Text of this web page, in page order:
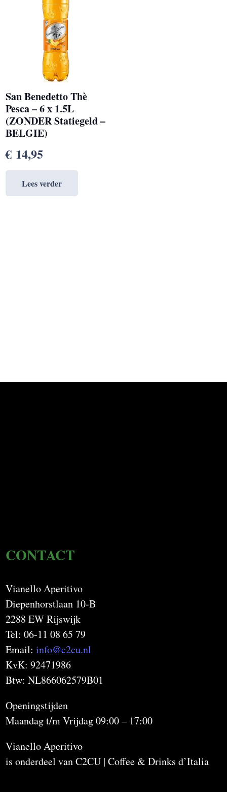
San Benedetto Thè
Pesca – 6 x 1.5L
(ZONDER Statiegeld –
BELGIE)
€ 14,95
Lees verder
CONTACT
Vianello Aperitivo
Diepenhorstlaan 10-B
2288 EW Rijswijk
Tel: 06-11 08 65 79
Email:info@c2cu.nl
KvK: 92471986
Btw: NL866062579B01
Openingstijden
Maandag t/m Vrijdag 09:00 – 17:00
Vianello Aperitivo
is onderdeel van C2CU | Coffee & Drinks d’Italia